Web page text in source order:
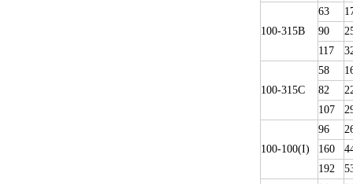
100-315B
63
90
117
100-315C
58
82
107
100-100(I)
96
160
192